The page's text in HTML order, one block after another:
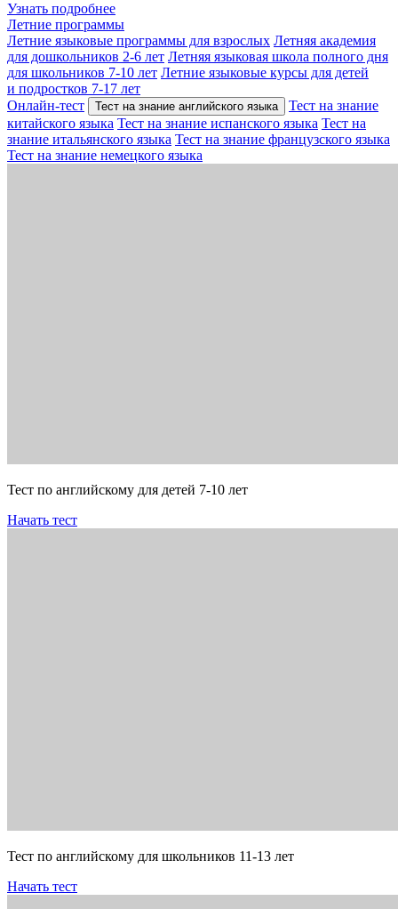
Узнать подробнее
Летние программы
Летние языковые программы для взрослых Летняя академия
для дошкольников 2-6 лет Летняя языковая школа полного дня
для школьников 7-10 лет Летние языковые курсы для детей
и подростков 7-17 лет
Онлайн-тест
Тест на знание английского языка
Тест на знание
китайского языка Тест на знание испанского языка Тест на
знание итальянского языка Тест на знание французского языка
Тест на знание немецкого языка
Тест по английскому для детей 7-10 лет
Начать тест
Тест по английскому для школьников 11-13 лет
Начать тест